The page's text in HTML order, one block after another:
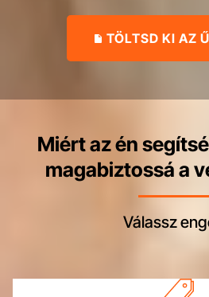
TÖLTSD KI AZ
Miért az én
magabiztossá a
Válassz